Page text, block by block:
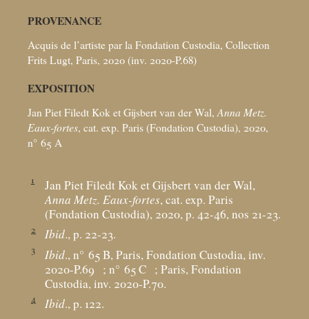
PROVENANCE
Acquis de l’artiste par la Fondation Custodia, Collection
Frits Lugt, Paris, 2020 (inv. 2020-P.68)
EXPOSITION
Jan Piet Filedt Kok et Gijsbert van der Wal, Anna Metz.
Eaux-fortes, cat. exp. Paris (Fondation Custodia), 2020,
n° 65 A
1
Jan Piet Filedt Kok et Gijsbert van der Wal,
Anna Metz. Eaux-fortes, cat. exp. Paris
(Fondation Custodia), 2020, p. 42-46, nos 21-23.
2 Ibid., p. 22-23.
3 Ibid., n° 65 B, Paris, Fondation Custodia, inv.
2020-P.69
; n° 65 C ; Paris, Fondation
Custodia, inv. 2020-P.70.
4 Ibid., p. 122.